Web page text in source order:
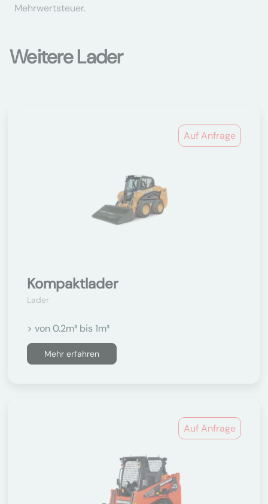
Mehrwertsteuer.
Weitere Lader
Auf Anfrage
Kompaktlader
Lader
> von 0.2m³ bis 1m³
Mehr erfahren
Auf Anfrage